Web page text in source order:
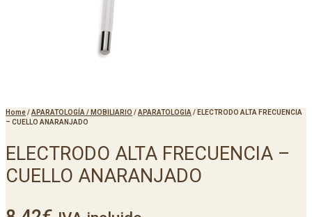
Home/APARATOLOGÍA / MOBILIARIO /APARATOLOGIA / ELECTRODO ALTA FRECUENCIA
– CUELLO ANARANJADO
ELECTRODO ALTA FRECUENCIA –
CUELLO ANARANJADO